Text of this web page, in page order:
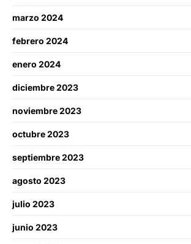
marzo 2024
febrero 2024
enero 2024
diciembre 2023
noviembre 2023
octubre 2023
septiembre 2023
agosto 2023
julio 2023
junio 2023